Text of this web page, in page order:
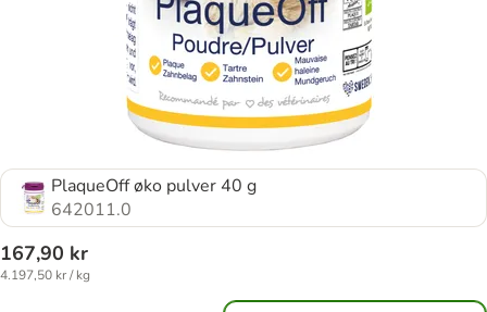
PlaqueOff øko pulver 40 g
642011.0
167,90 kr
4.197,50 kr / kg